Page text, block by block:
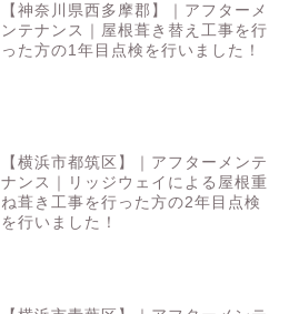
【神奈川県西多摩郡】｜アフターメ
ンテナンス｜屋根葺き替え工事を行
った方の1年目点検を行いました！
【横浜市都筑区】｜アフターメンテ
ナンス｜リッジウェイによる屋根重
ね葺き工事を行った方の2年目点検
を行いました！